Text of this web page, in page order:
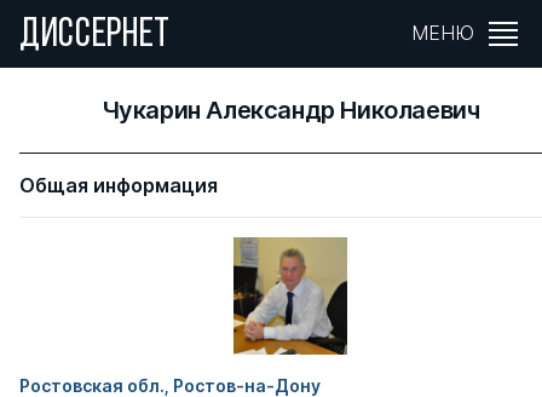
ДИССЕРНЕТ МЕНЮ
Чукарин Александр Николаевич
Общая информация
Ростовская обл., Ростов-на-Дону